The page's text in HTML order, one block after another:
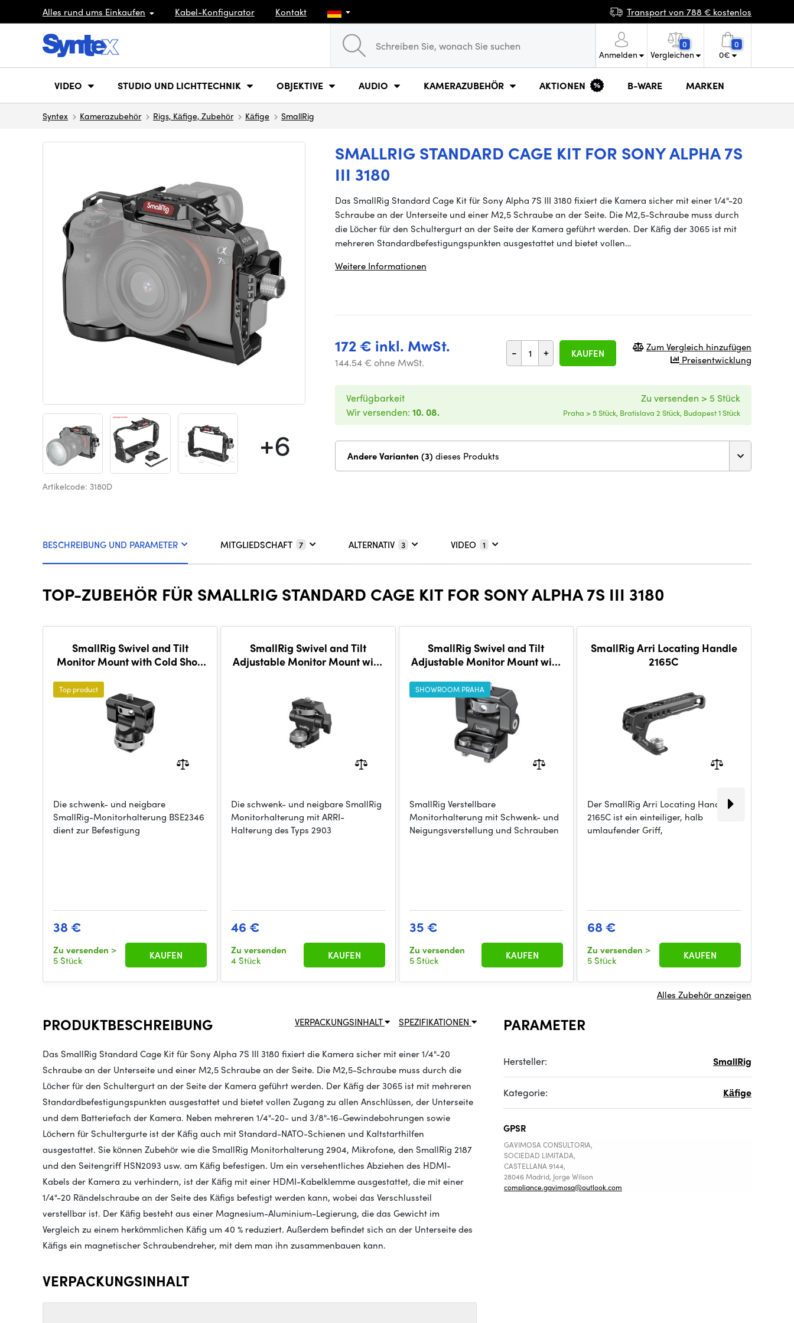
Alles rund ums Einkaufen Kabel-Konfigurator Kontakt Transport von 788 € kostenlos
Anmelden
0
Vergleichen
0
0€
VIDEO STUDIO UND LICHTTECHNIK OBJEKTIVE AUDIO KAMERAZUBEHÖR AKTIONEN B-WARE MARKEN
Syntex Kamerazubehör Rigs, Käfige, Zubehör Käfige SmallRig
SMALLRIG STANDARD CAGE KIT FOR SONY ALPHA 7S
III 3180
+6
Artikelcode: 3180D
Das SmallRig Standard Cage Kit für Sony Alpha 7S III 3180 fixiert die Kamera sicher mit einer 1/4"-20
Schraube an der Unterseite und einer M2,5 Schraube an der Seite. Die M2,5-Schraube muss durch
die Löcher für den Schultergurt an der Seite der Kamera geführt werden. Der Käfig der 3065 ist mit
mehreren Standardbefestigungspunkten ausgestattet und bietet vollen…
Weitere Informationen
172 € inkl. MwSt.
144.54 € ohne MwSt.
- + KAUFEN
Zum Vergleich hinzufügen
Preisentwicklung
Verfügbarkeit
Wir versenden: 10. 08.
Zu versenden > 5 Stück
Praha > 5 Stück, Bratislava 2 Stück, Budapest 1 Stück
Andere Varianten (3) dieses Produkts
BESCHREIBUNG UND PARAMETER MITGLIEDSCHAFT 7 ALTERNATIV 3 VIDEO 1
TOP-ZUBEHÖR FÜR SMALLRIG STANDARD CAGE KIT FOR SONY ALPHA 7S III 3180
SmallRig Swivel and Tilt
Monitor Mount with Cold Shoe
Top product
Die schwenk- und neigbare
SmallRig-Monitorhalterung BSE2346
dient zur Befestigung
38 €
Zu versenden >
5 Stück
KAUFEN
SmallRig Swivel and Tilt
Adjustable Monitor Mount with
Die schwenk- und neigbare SmallRig
Monitorhalterung mit ARRI-
Halterung des Typs 2903
46 €
Zu versenden
4 Stück
KAUFEN
SmallRig Swivel and Tilt
Adjustable Monitor Mount with
SHOWROOM PRAHA
SmallRig Verstellbare
Monitorhalterung mit Schwenk- und
Neigungsverstellung und Schrauben
35 €
Zu versenden
5 Stück
KAUFEN
SmallRig Arri Locating Handle
2165C
Der SmallRig Arri Locating Handle
2165C ist ein einteiliger, halb
umlaufender Griff,
68 €
Zu versenden >
5 Stück
KAUFEN
Alles Zubehör anzeigen
SPEZIFIKATIONEN
VERPACKUNGSINHALT
PRODUKTBESCHREIBUNG
Das SmallRig Standard Cage Kit für Sony Alpha 7S III 3180 fixiert die Kamera sicher mit einer 1/4"-20
Schraube an der Unterseite und einer M2,5 Schraube an der Seite. Die M2,5-Schraube muss durch die
Löcher für den Schultergurt an der Seite der Kamera geführt werden. Der Käfig der 3065 ist mit mehreren
Standardbefestigungspunkten ausgestattet und bietet vollen Zugang zu allen Anschlüssen, der Unterseite
und dem Batteriefach der Kamera. Neben mehreren 1/4"-20- und 3/8"-16-Gewindebohrungen sowie
Löchern für Schultergurte ist der Käfig auch mit Standard-NATO-Schienen und Kaltstarthilfen
ausgestattet. Sie können Zubehör wie die SmallRig Monitorhalterung 2904, Mikrofone, den SmallRig 2187
und den Seitengriff HSN2093 usw. am Käfig befestigen. Um ein versehentliches Abziehen des HDMI-
Kabels der Kamera zu verhindern, ist der Käfig mit einer HDMI-Kabelklemme ausgestattet, die mit einer
1/4"-20 Rändelschraube an der Seite des Käfigs befestigt werden kann, wobei das Verschlussteil
verstellbar ist. Der Käfig besteht aus einer Magnesium-Aluminium-Legierung, die das Gewicht im
Vergleich zu einem herkömmlichen Käfig um 40 % reduziert. Außerdem befindet sich an der Unterseite des
Käfigs ein magnetischer Schraubendreher, mit dem man ihn zusammenbauen kann.
VERPACKUNGSINHALT
PARAMETER
Hersteller: SmallRig
Kategorie: Käfige
GPSR
GAVIMOSA CONSULTORIA,
SOCIEDAD LIMITADA,
CASTELLANA 9144,
28046 Madrid, Jorge Wilson
compliance.gavimosa@outlook.com